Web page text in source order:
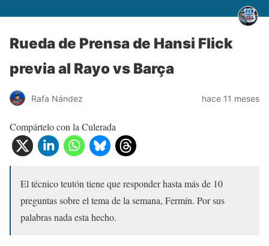
Rueda de Prensa de Hansi Flick
previa al Rayo vs Barça
Rafa Nández hace 11 meses
Compártelo con la Culerada
El técnico teutón tiene que responder hasta más de 10
preguntas sobre el tema de la semana, Fermín. Por sus
palabras nada esta hecho.